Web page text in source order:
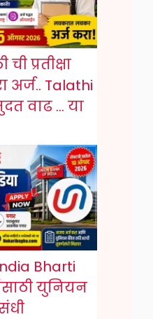
प्रतीक्षा
अर्ज.. Talathi
वाढ … या
Bharti
युनियन